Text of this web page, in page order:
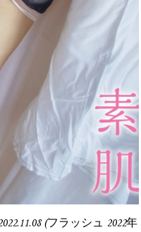
(フラッシュ 2022年